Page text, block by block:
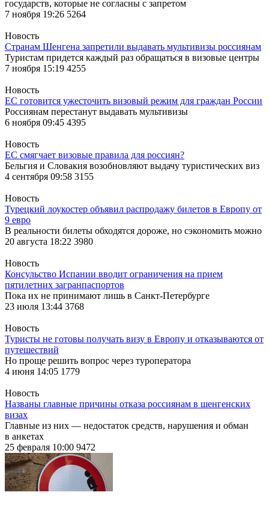
государств, которые не согласны с запретом
7 ноября 19:26 5264
Новость
Странам Шенгена запретили выдавать мультивизы россиянам
Туристам придется каждый раз обращаться в визовые центры
7 ноября 15:19 4255
Новость
ЕС готовится ужесточить визовый режим для граждан России
Россиянам перестанут выдавать мультивизы
6 ноября 09:45 4395
Новость
ЕС смягчает визовые правила для россиян?
Бельгия и Словакия возобновляют выдачу туристических виз
4 сентября 09:58 3155
Новость
Турецкий лоукостер объявил распродажу билетов в Европу от
9 евро
В реальности билеты обходятся дороже, но сэкономить можно
20 августа 18:22 3980
Новость
Консульство Испании вводит ограничения на прием
пятилетних загранпаспортов
Пока их не принимают лишь в Санкт-Петербурге
23 июля 13:44 3768
Новость
Туристы не готовы получать визу в Европу и отказываются от
путешествий
Но проще решить вопрос через туроператора
4 июня 14:05 1779
Новость
Названы главные причины отказа россиянам в шенгенских
визах
Главные из них — недостаток средств, нарушения и обман
в анкетах
25 февраля 10:00 9472